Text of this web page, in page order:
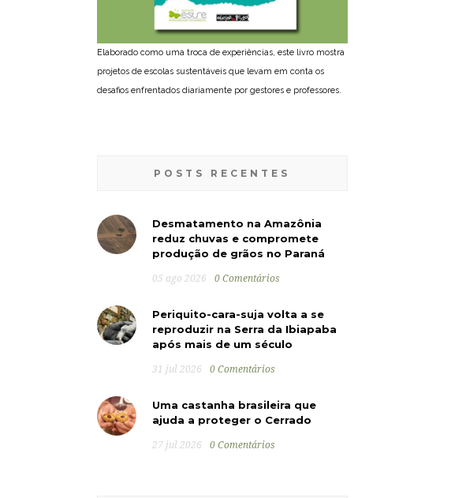
Elaborado como uma troca de experiências, este livro mostra
projetos de escolas sustentáveis que levam em conta os
desafios enfrentados diariamente por gestores e professores.
POSTS RECENTES
Desmatamento na Amazônia
reduz chuvas e compromete
produção de grãos no Paraná
05 ago 2026 0 Comentários
Periquito-cara-suja volta a se
reproduzir na Serra da Ibiapaba
após mais de um século
31 jul 2026 0 Comentários
Uma castanha brasileira que
ajuda a proteger o Cerrado
27 jul 2026 0 Comentários